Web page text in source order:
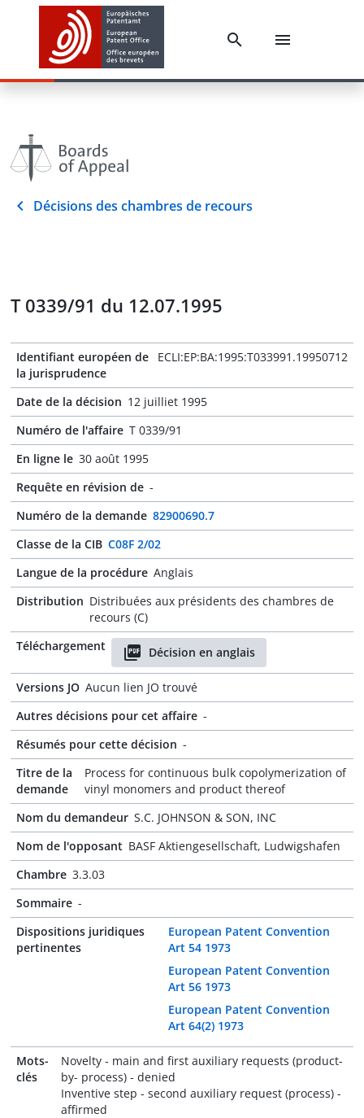
Décisions des chambres de recours
T 0339/91 du 12.07.1995
Identifiant européen de
la jurisprudence
ECLI:EP:BA:1995:T033991.19950712
Date de la décision 12 juilliet 1995
Numéro de l'affaire T 0339/91
En ligne le 30 août 1995
Requête en révision de -
Numéro de la demande 82900690.7
Classe de la CIB C08F 2/02
Langue de la procédure Anglais
Distribution Distribuées aux présidents des chambres de
recours (C)
Téléchargement
Décision en anglais
Versions JO Aucun lien JO trouvé
Autres décisions pour cet affaire -
Résumés pour cette décision -
Titre de la
demande
Process for continuous bulk copolymerization of
vinyl monomers and product thereof
Nom du demandeur S.C. JOHNSON & SON, INC
Nom de l'opposant BASF Aktiengesellschaft, Ludwigshafen
Chambre 3.3.03
Sommaire -
Dispositions juridiques
pertinentes
European Patent Convention
Art 54 1973
European Patent Convention
Art 56 1973
European Patent Convention
Art 64(2) 1973
Mots-
clés
Novelty - main and first auxiliary requests (product-
by- process) - denied
Inventive step - second auxiliary request (process) -
affirmed